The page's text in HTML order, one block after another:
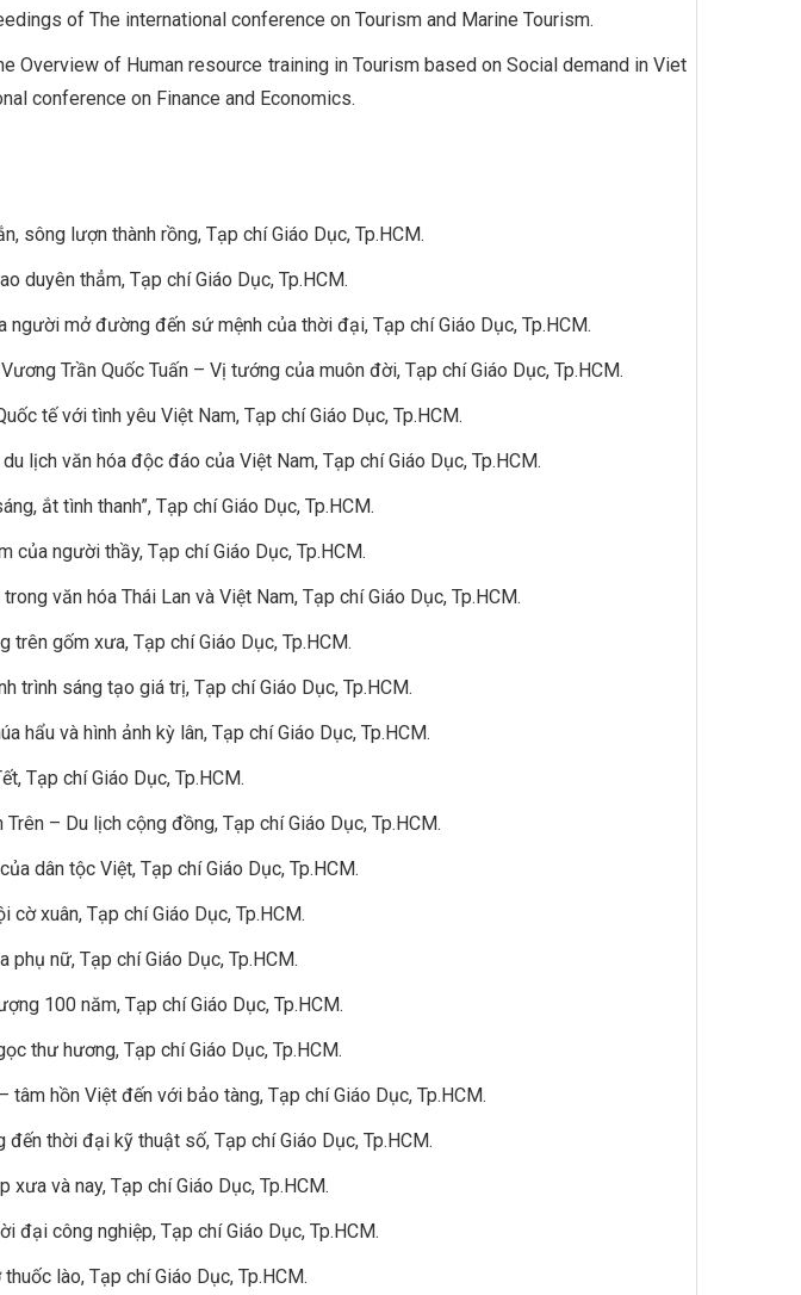
of The international conference on Tourism and Marine Tourism.
Overview of Human resource training in Tourism based on Social demand in Viet
conference on Finance and Economics.
sông lượn thành rồng, Tạp chí Giáo Dục, Tp.HCM.
duyên thẳm, Tạp chí Giáo Dục, Tp.HCM.
người mở đường đến sứ mệnh của thời đại, Tạp chí Giáo Dục, Tp.HCM.
Trần Quốc Tuấn – Vị tướng của muôn đời, Tạp chí Giáo Dục, Tp.HCM.
tế với tình yêu Việt Nam, Tạp chí Giáo Dục, Tp.HCM.
lịch văn hóa độc đáo của Việt Nam, Tạp chí Giáo Dục, Tp.HCM.
ắt tình thanh”, Tạp chí Giáo Dục, Tp.HCM.
của người thầy, Tạp chí Giáo Dục, Tp.HCM.
văn hóa Thái Lan và Việt Nam, Tạp chí Giáo Dục, Tp.HCM.
trên gốm xưa, Tạp chí Giáo Dục, Tp.HCM.
trình sáng tạo giá trị, Tạp chí Giáo Dục, Tp.HCM.
hẩu và hình ảnh kỳ lân, Tạp chí Giáo Dục, Tp.HCM.
Tạp chí Giáo Dục, Tp.HCM.
– Du lịch cộng đồng, Tạp chí Giáo Dục, Tp.HCM.
dân tộc Việt, Tạp chí Giáo Dục, Tp.HCM.
cờ xuân, Tạp chí Giáo Dục, Tp.HCM.
phụ nữ, Tạp chí Giáo Dục, Tp.HCM.
100 năm, Tạp chí Giáo Dục, Tp.HCM.
thư hương, Tạp chí Giáo Dục, Tp.HCM.
tâm hồn Việt đến với bảo tàng, Tạp chí Giáo Dục, Tp.HCM.
đến thời đại kỹ thuật số, Tạp chí Giáo Dục, Tp.HCM.
xưa và nay, Tạp chí Giáo Dục, Tp.HCM.
đại công nghiệp, Tạp chí Giáo Dục, Tp.HCM.
lào, Tạp chí Giáo Dục, Tp.HCM.